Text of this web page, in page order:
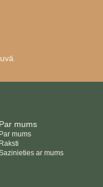
Par mums
Par mums
Raksti
ar mums